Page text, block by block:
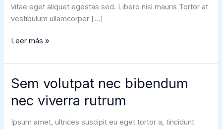
vitae eget aliquet egestas sed. Libero nisl mauris Tortor at
vestibulum ullamcorper […]
Diam
sapien
dapibus
in
Leer más »
Sem volutpat nec bibendum
nec viverra rutrum
Ipsum amet, ultrices suscipit eu eget tortor a, tincidunt